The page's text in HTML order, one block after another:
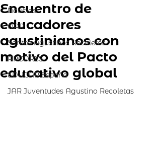
Noticias
OAR
Santos Agustinos Recoletos
ARCORES
EDUCAR España
JAR Juventudes Agustino Recoletas
Encuentro de
educadores
agustinianos con
motivo del Pacto
educativo global